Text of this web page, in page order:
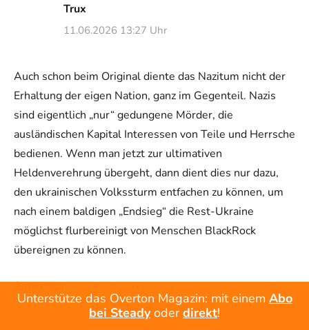
Trux
11.06.2026 13:27 Uhr
Auch schon beim Original diente das Nazitum nicht der
Erhaltung der eigen Nation, ganz im Gegenteil. Nazis
sind eigentlich „nur“ gedungene Mörder, die
ausländischen Kapital Interessen von Teile und Herrsche
bedienen. Wenn man jetzt zur ultimativen
Heldenverehrung übergeht, dann dient dies nur dazu,
den ukrainischen Volkssturm entfachen zu können, um
nach einem baldigen „Endsieg“ die Rest-Ukraine
möglichst flurbereinigt von Menschen BlackRock
übereignen zu können.
Antworten
Unterstütze das Overton Magazin: mit einem Abo
bei Steady oderdirekt!